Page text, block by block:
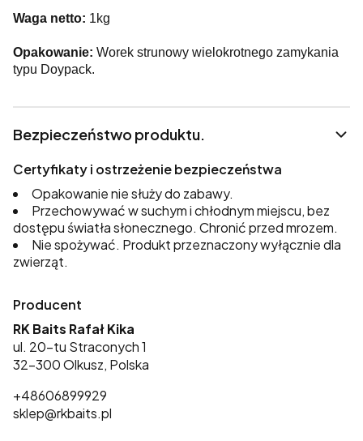
Waga netto: 1kg
Opakowanie: Worek strunowy wielokrotnego zamykania
typu Doypack.
Bezpieczeństwo produktu.
Certyfikaty i ostrzeżenie bezpieczeństwa
Opakowanie nie służy do zabawy.
Przechowywać w suchym i chłodnym miejscu, bez
dostępu światła słonecznego. Chronić przed mrozem.
Nie spożywać. Produkt przeznaczony wyłącznie dla
zwierząt.
Producent
RK Baits Rafał Kika
ul. 20-tu Straconych 1
32-300 Olkusz, Polska
+48606899929
sklep@rkbaits.pl